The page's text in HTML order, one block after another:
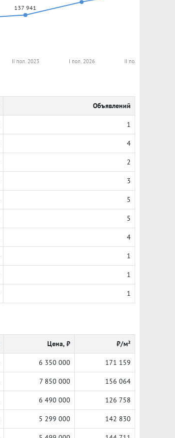
137 941
II пол. 2023 I пол. 2026 II пол. 2026
Объявлений
1
4
2
3
5
5
4
1
1
1
Цена, ₽ ₽/м²
6 350 000 171 159
7 850 000 156 064
6 490 000 126 758
5 299 000 142 830